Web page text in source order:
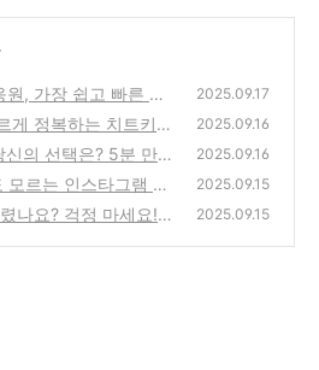
, 가장 쉽고 빠른 방
2025.09.17
게 정복하는 치트키
2025.09.16
의 선택은? 5분 만
법!
(1)
2025.09.16
르는 인스타그램 광
!
(1)
2025.09.15
나요? 걱정 마세요!
2025.09.15